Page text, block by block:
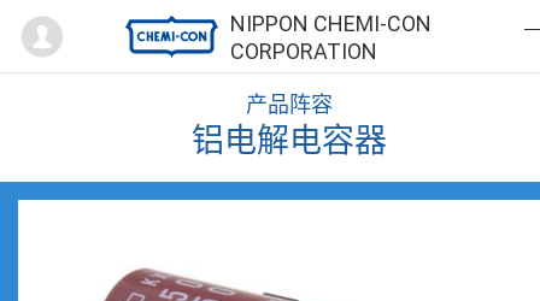
NIPPON CHEMI-CON
CORPORATION
Mypage
产品阵容
铝电解电容器